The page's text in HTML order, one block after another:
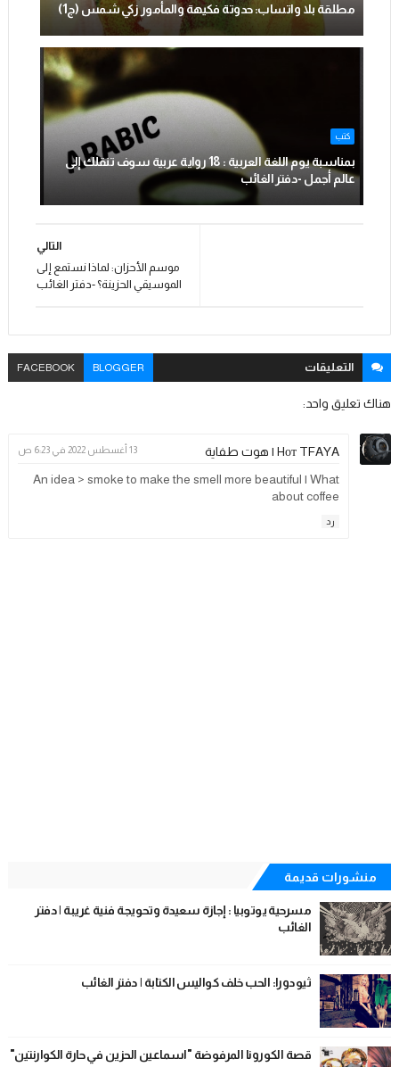
مطلقة بلا واتساب: حدوتة فكيهة والمأمور زكي شمس (ج1)
كتب
بمناسبة يوم اللغة العربية : 18 رواية عربية سوف تنقلك إلى
عالم أجمل -دفتر الغائب
التالي
موسم الأحزان: لماذا نستمع إلى
الموسيقي الحزينة؟ -دفتر الغائب
التعليقات BLOGGER
FACEBOOK
هناك تعليق واحد:
Hᴏᴛ TFAYA | هوت طفاية 13 أغسطس 2022 في 6:23 ص
An idea > smoke to make the smell more beautiful | What
about coffee
رد
منشورات قديمة
مسرحية يوتوبيا : إجازة سعيدة وتحويجة فنية غريبة | دفتر
الغائب
ثيودورا: الحب خلف كواليس الكتابة | دفتر الغائب
قصة الكورونا المرفوضة "اسماعين الحزين في حارة الكوارنتين"